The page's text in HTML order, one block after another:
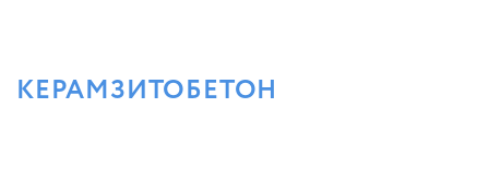
КЕРАМЗИТОБЕТОН